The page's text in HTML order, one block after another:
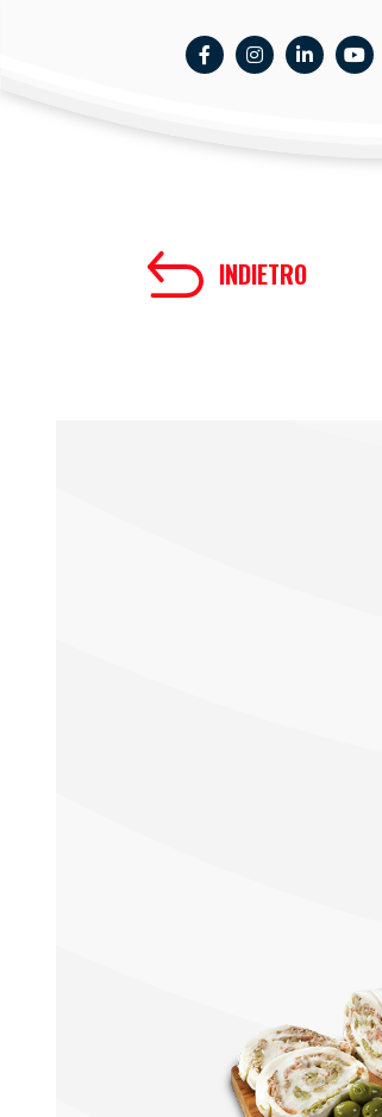
INDIETRO